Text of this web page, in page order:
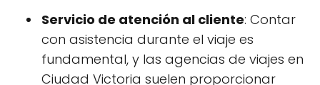
Servicio de atención al cliente: Contar
con asistencia durante el viaje es
fundamental, y las agencias de viajes en
Ciudad Victoria suelen proporcionar